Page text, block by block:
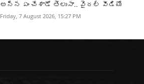
అన్న ఏం చేశాడో తెలుసా.. వైరల్ వీడియో
Friday, 7 August 2026, 15:27 PM